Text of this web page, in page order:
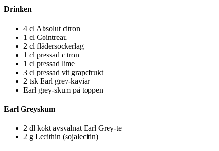
Drinken
4 cl Absolut citron
1 cl Cointreau
2 cl flädersockerlag
1 cl pressad citron
1 cl pressad lime
3 cl pressad vit grapefrukt
2 tsk Earl grey-kaviar
Earl grey-skum på toppen
Earl Greyskum
2 dl kokt avsvalnat Earl Grey-te
2 g Lecithin (sojalecitin)